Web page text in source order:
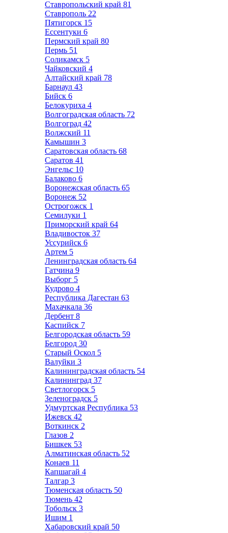
Ставропольский край 81
Ставрополь 22
Пятигорск 15
Ессентуки 6
Пермский край 80
Пермь 51
Соликамск 5
Чайковский 4
Алтайский край 78
Барнаул 43
Бийск 6
Белокуриха 4
Волгоградская область 72
Волгоград 42
Волжский 11
Камышин 3
Саратовская область 68
Саратов 41
Энгельс 10
Балаково 6
Воронежская область 65
Воронеж 52
Острогожск 1
Семилуки 1
Приморский край 64
Владивосток 37
Уссурийск 6
Артем 5
Ленинградская область 64
Гатчина 9
Выборг 5
Кудрово 4
Республика Дагестан 63
Махачкала 36
Дербент 8
Каспийск 7
Белгородская область 59
Белгород 30
Старый Оскол 5
Валуйки 3
Калининградская область 54
Калининград 37
Светлогорск 5
Зеленоградск 5
Удмуртская Республика 53
Ижевск 42
Воткинск 2
Глазов 2
Бишкек 53
Алматинская область 52
Конаев 11
Капшагай 4
Талгар 3
Тюменская область 50
Тюмень 42
Тобольск 3
Ишим 1
Хабаровский край 50